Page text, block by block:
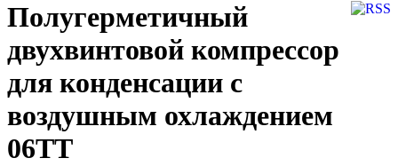
Полугерметичный
двухвинтовой компрессор
для конденсации с
воздушным охлаждением
06TT